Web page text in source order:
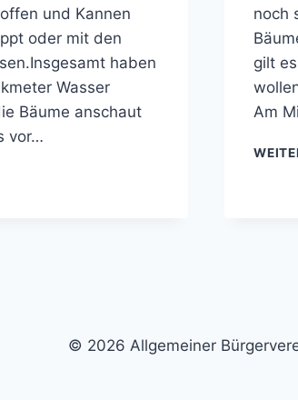
und Kannen
oder mit den
haben
Wasser
Bäume anschaut
vor…
noch
gilt
Am
© 2026 Allgemeiner